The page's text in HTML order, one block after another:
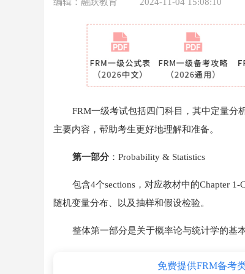
FRM一级考试包括四门科目，其中定量分
主要内容，帮助考生更好地理解和准备。
第一部分：Probability & Statistics
包含4个sections，对应教材中的Chapter
随机变量分布、以及抽样和假设检验。
整体第一部分是关于概率论与统计学的基
免费提供FRM备考